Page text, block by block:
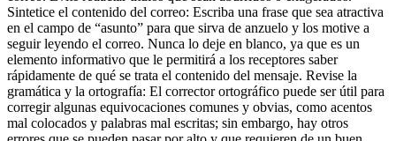
Sintetice el contenido del correo: Escriba una frase que sea atractiva
en el campo de “asunto” para que sirva de anzuelo y los motive a
seguir leyendo el correo. Nunca lo deje en blanco, ya que es un
elemento informativo que le permitirá a los receptores saber
rápidamente de qué se trata el contenido del mensaje. Revise la
gramática y la ortografía: El corrector ortográfico puede ser útil para
corregir algunas equivocaciones comunes y obvias, como acentos
mal colocados y palabras mal escritas; sin embargo, hay otros